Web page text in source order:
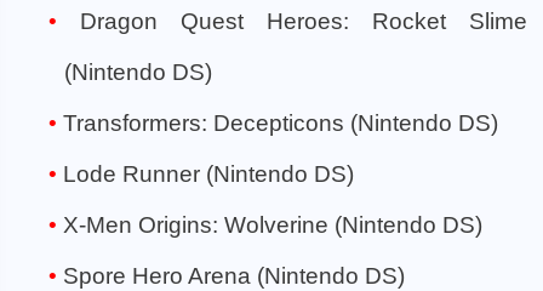
Dragon Quest Heroes: Rocket Slime
(Nintendo DS)
Transformers: Decepticons (Nintendo DS)
Lode Runner (Nintendo DS)
X-Men Origins: Wolverine (Nintendo DS)
Spore Hero Arena (Nintendo DS)